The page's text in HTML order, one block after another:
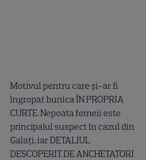
Motivul pentru care și-ar fi
îngropat bunica ÎN PROPRIA
CURTE. Nepoata femeii este
principalul suspect în cazul din
Galați, iar DETALIUL
DESCOPERIT DE ANCHETATORI